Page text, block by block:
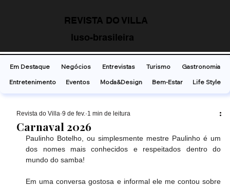
REVISTA DO VILLA
luso-brasileira
Carnaval 2026
Revista do Villa 9 de fev. 1 min de leitura
Paulinho Botelho, ou simplesmente mestre Paulinho é um
dos nomes mais conhecidos e respeitados dentro do
mundo do samba!
Em uma conversa gostosa e informal ele me contou sobre
Em Destaque Negócios Entrevistas Turismo
Gastronomia
Entretenimento
Eventos Moda&Design Bem-Estar Life Style